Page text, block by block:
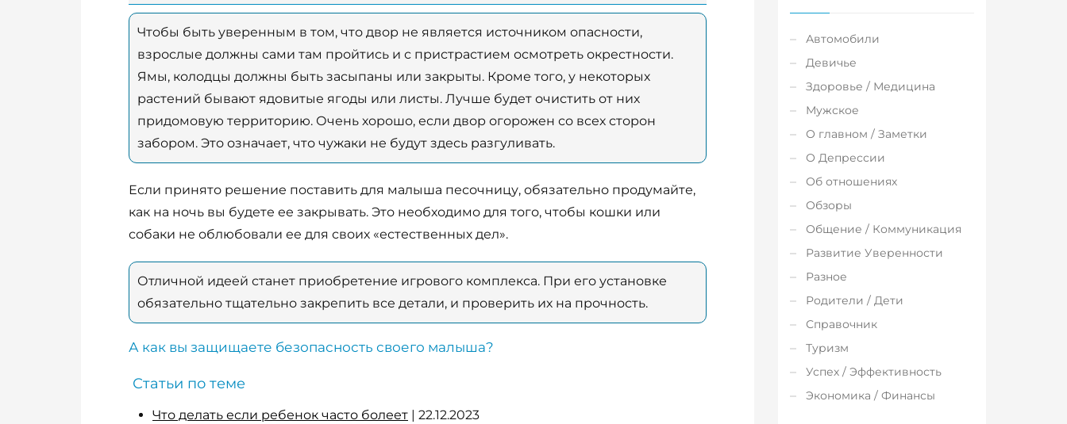
Чтобы быть уверенным в том, что двор не является источником опасности,
взрослые должны сами там пройтись и с пристрастием осмотреть окрестности.
Ямы, колодцы должны быть засыпаны или закрыты. Кроме того, у некоторых
растений бывают ядовитые ягоды или листы. Лучше будет очистить от них
придомовую территорию. Очень хорошо, если двор огорожен со всех сторон
забором. Это означает, что чужаки не будут здесь разгуливать.
Если принято решение поставить для малыша песочницу, обязательно продумайте,
как на ночь вы будете ее закрывать. Это необходимо для того, чтобы кошки или
собаки не облюбовали ее для своих «естественных дел».
Отличной идеей станет приобретение игрового комплекса. При его установке
обязательно тщательно закрепить все детали, и проверить их на прочность.
А как вы защищаете безопасность своего малыша?
Статьи по теме
Что делать если ребенок часто болеет | 22.12.2023
Автомобили
Девичье
Здоровье / Медицина
Мужское
О главном / Заметки
О Депрессии
Об отношениях
Обзоры
Общение / Коммуникация
Развитие Уверенности
Разное
Родители / Дети
Справочник
Туризм
Успех / Эффективность
Экономика / Финансы